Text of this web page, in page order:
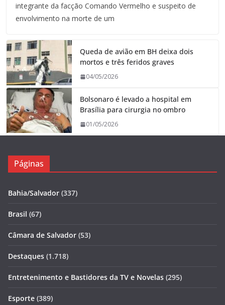
integrante da facção Comando Vermelho e suspeito de
envolvimento na morte de um
Queda de avião em BH deixa dois
mortos e três feridos graves
04/05/2026
Bolsonaro é levado a hospital em
Brasília para cirurgia no ombro
01/05/2026
Páginas
Bahia/Salvador (337)
Brasil (67)
Câmara de Salvador (53)
Destaques (1.718)
Entretenimento e Bastidores da TV e Novelas (295)
Esporte (389)